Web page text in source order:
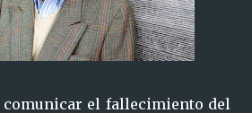
comunicar el fallecimiento del